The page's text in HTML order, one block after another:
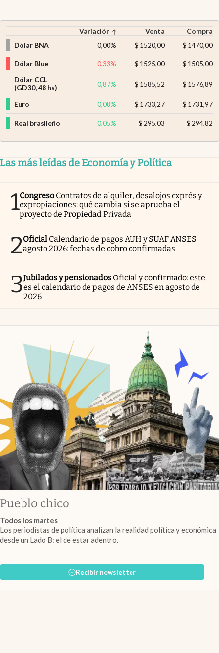
Variación Venta
Compra
Dólar BNA
0,00% $ 1520,00 $ 1470,00
Dólar Blue -0,33% $ 1525,00 $ 1505,00
Dólar CCL
(GD30, 48 hs)
0,87% $ 1585,52 $ 1576,89
Euro 0,08% $ 1733,27 $ 1731,97
Real brasileño 0,05% $295,03 $294,82
Las más leídas de Economía y Política
1Congreso Contratos de alquiler, desalojos exprés y
expropiaciones: qué cambia si se aprueba el
proyecto de Propiedad Privada
2Oficial Calendario de pagos AUH y SUAF ANSES
agosto 2026: fechas de cobro confirmadas
3Jubilados y pensionados Oficial y confirmado: este
es el calendario de pagos de ANSES en agosto de
2026
Pueblo chico
Todos los martes
Los periodistas de política analizan la realidad política y económica
desde un Lado B: el de estar adentro.
Recibir newsletter